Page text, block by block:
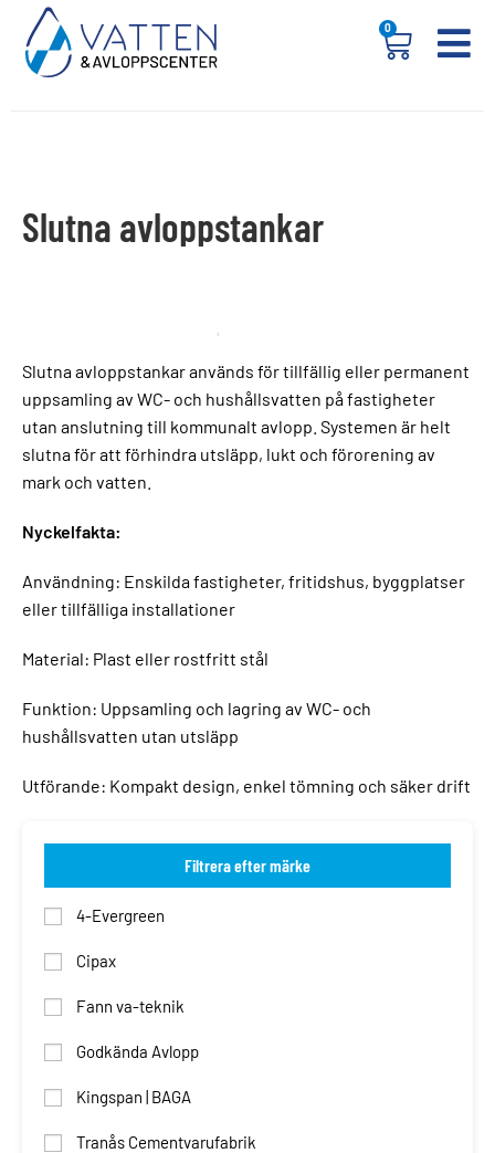
0
Slutna avloppstankar
Slutna avloppstankar används för tillfällig eller permanent
uppsamling av WC- och hushållsvatten på fastigheter
utan anslutning till kommunalt avlopp. Systemen är helt
slutna för att förhindra utsläpp, lukt och förorening av
mark och vatten.
Nyckelfakta:
Användning: Enskilda fastigheter, fritidshus, byggplatser
eller tillfälliga installationer
Material: Plast eller rostfritt stål
Funktion: Uppsamling och lagring av WC- och
hushållsvatten utan utsläpp
Utförande: Kompakt design, enkel tömning och säker drift
Filtrera efter märke
4-Evergreen
Cipax
Fann va-teknik
Godkända Avlopp
Kingspan | BAGA
Tranås Cementvarufabrik